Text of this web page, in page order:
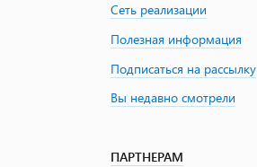
Сеть реализации
Полезная информация
Подписаться на рассылку
Вы недавно смотрели
ПАРТНЕРАМ